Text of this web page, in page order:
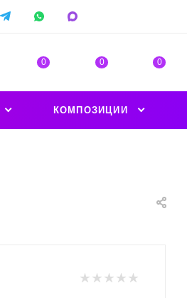
0 0 0
КОМПОЗИЦИИ